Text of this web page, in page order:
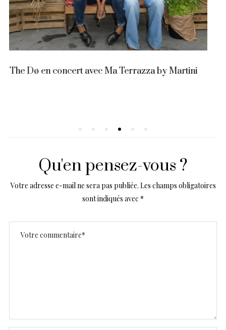
Un jour ça ira, le 14 février au cinéma !
Qu'en pensez-vous ?
Votre adresse e-mail ne sera pas publiée. Les champs obligatoires
sont indiqués avec *